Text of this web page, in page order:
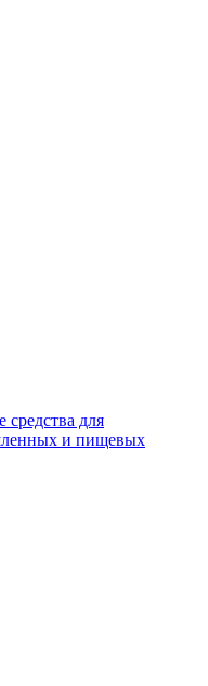
для
и пищевых